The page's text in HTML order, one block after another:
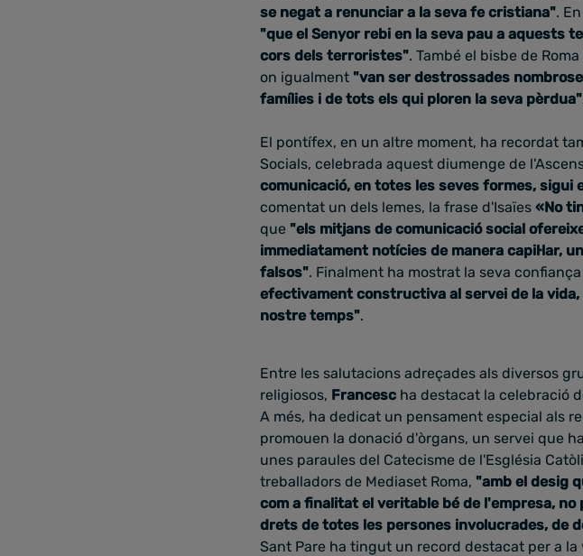
se negat a renunciar a la seva fe cristiana".
"que el Senyor rebi en la seva pau a aquests
cors dels terroristes". També el bisbe de
on igualment "van ser destrossades
famílies i de tots els qui ploren la seva pèrdua"
El pontífex, en un altre moment, ha recordat
Socials, celebrada aquest diumenge de
comunicació, en totes les seves formes,
comentat un dels lemes, la frase d'Isaïes «No
que "els mitjans de comunicació social
immediatament notícies de manera capil·lar,
falsos". Finalment ha mostrat la seva confiança
efectivament constructiva al servei de la
nostre temps".
Entre les salutacions adreçades als diversos
religiosos, Francesc ha destacat la celebració
A més, ha dedicat un pensament especial als
promouen la donació d'òrgans, un servei que
unes paraules del Catecisme de l'Església
treballadors de Mediaset Roma, "amb el desig
com a finalitat el veritable bé de l'empresa,
drets de totes les persones involucrades, de
Sant Pare ha tingut un record destacat per a